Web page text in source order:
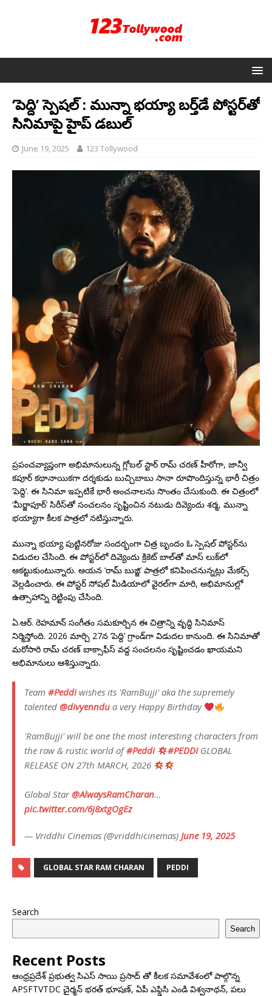
‘పెద్ది’ స్పెషల్ : మున్నా భయ్యా బర్త్‌డే పోస్టర్‌తో
సినిమాపై హైప్ డబుల్
June 19, 2025 123 Tollywood
ప్రపంచవ్యాప్తంగా అభిమానులున్న గ్లోబల్ స్టార్ రామ్ చరణ్ హీరోగా, జాన్వీ
కపూర్ కథానాయికగా దర్శకుడు బుచ్చిబాబు సానా రూపొందిస్తున్న భారీ చిత్రం
‘పెద్ది’. ఈ సినిమా ఇప్పటికే భారీ అంచనాలను సొంతం చేసుకుంది. ఈ చిత్రంలో
‘మీర్జాపూర్’ సిరీస్‌తో సంచలనం సృష్టించిన నటుడు దివ్యెందు శర్మ, మున్నా
భయ్యాగా కీలక పాత్రలో నటిస్తున్నారు.
మున్నా భయ్యా పుట్టినరోజు సందర్భంగా చిత్ర బృందం ఓ స్పెషల్ పోస్టర్‌ను
విడుదల చేసింది. ఈ పోస్టర్‌లో దివ్యెందు క్రికెట్ బాల్‌తో మాస్‌ లుక్‌లో
ఆకట్టుకుంటున్నారు. ఆయన ‘రామ్ బుజ్జి’ పాత్రలో కనిపించనున్నట్లు మేకర్స్
వెల్లడించారు. ఈ పోస్టర్ సోషల్ మీడియాలో వైరల్‌గా మారి, అభిమానుల్లో
ఉత్సాహాన్ని రెట్టింపు చేసింది.
ఏ.ఆర్. రెహమాన్ సంగీతం సమకూర్చిన ఈ చిత్రాన్ని వృద్ధి సినిమాస్
నిర్మిస్తోంది. 2026 మార్చి 27న ‘పెద్ది’ గ్రాండ్‌గా విడుదల కానుంది. ఈ సినిమాతో
మరోసారి రామ్ చరణ్ బాక్సాఫీస్ వద్ద సంచలనం సృష్టించడం ఖాయమని
అభిమానులు ఆశిస్తున్నారు.
Team #Peddiwishes its 'RamBujji' aka the supremely
talented @divyenndu a very Happy Birthday
'RamBujji' will be one the most interesting characters from
the raw & rustic world of#Peddi #PEDDIGLOBAL
RELEASE ON 27th MARCH, 2026
Global Star@AlwaysRamCharan…
pic.twitter.com/6j8xtgOgEz
— Vriddhi Cinemas (@vriddhicinemas) June 19, 2025
GLOBAL STAR RAM CHARAN PEDDI
Search
Search
Recent Posts
ఆంధ్రప్రదేశ్ ప్రభుత్వ సిఎస్ సాయి ప్రసాద్ తో కీలక సమావేశంలో పాల్గొన్న
APSFTVTDC చైర్మన్ భరత్ భూషణ్, ఏపీ ఎఫ్డిసి ఎండి విశ్వనాథన్, పలు